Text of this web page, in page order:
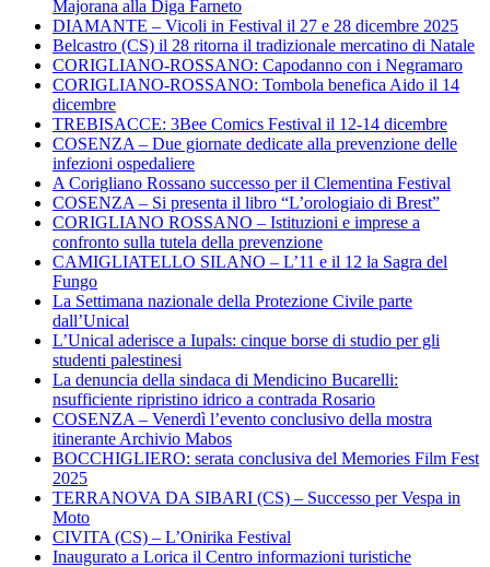
Majorana alla Diga Farneto
DIAMANTE – Vicoli in Festival il 27 e 28 dicembre 2025
Belcastro (CS) il 28 ritorna il tradizionale mercatino di Natale
CORIGLIANO-ROSSANO: Capodanno con i Negramaro
CORIGLIANO-ROSSANO: Tombola benefica Aido il 14
dicembre
TREBISACCE: 3Bee Comics Festival il 12-14 dicembre
COSENZA – Due giornate dedicate alla prevenzione delle
infezioni ospedaliere
A Corigliano Rossano successo per il Clementina Festival
COSENZA – Si presenta il libro “L’orologiaio di Brest”
CORIGLIANO ROSSANO – Istituzioni e imprese a
confronto sulla tutela della prevenzione
CAMIGLIATELLO SILANO – L’11 e il 12 la Sagra del
Fungo
La Settimana nazionale della Protezione Civile parte
dall’Unical
L’Unical aderisce a Iupals: cinque borse di studio per gli
studenti palestinesi
La denuncia della sindaca di Mendicino Bucarelli:
nsufficiente ripristino idrico a contrada Rosario
COSENZA – Venerdì l’evento conclusivo della mostra
itinerante Archivio Mabos
BOCCHIGLIERO: serata conclusiva del Memories Film Fest
2025
TERRANOVA DA SIBARI (CS) – Successo per Vespa in
Moto
CIVITA (CS) – L’Onirika Festival
Inaugurato a Lorica il Centro informazioni turistiche